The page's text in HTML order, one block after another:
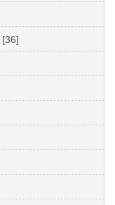
[36]